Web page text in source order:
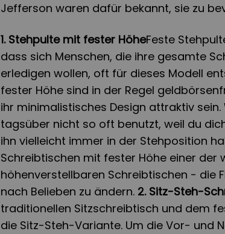
Jefferson waren dafür bekannt, sie zu
1. Stehpulte mit fester HöheFeste
dass sich Menschen, die ihre gesamte
erledigen wollen, oft für dieses Modell
fester Höhe sind in der Regel
ihr minimalistisches Design attraktiv
tagsüber nicht so oft benutzt, weil du
ihn vielleicht immer in der Stehposition
Schreibtischen mit fester Höhe einer der
höhenverstellbaren Schreibtischen - die
nach Belieben zu ändern. 2. Sitz-Steh-
traditionellen Sitzschreibtisch und dem
die Sitz-Steh-Variante. Um die Vor- und